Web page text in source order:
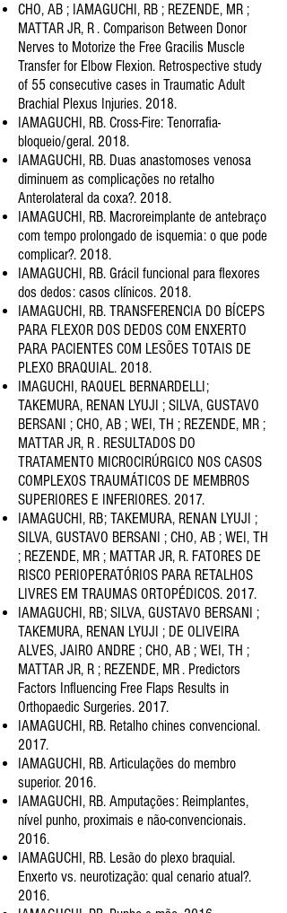
CHO, AB ; IAMAGUCHI, RB ; REZENDE, MR ;
MATTAR JR, R . Comparison Between Donor
Nerves to Motorize the Free Gracilis Muscle
Transfer for Elbow Flexion. Retrospective study
of 55 consecutive cases in Traumatic Adult
Brachial Plexus Injuries. 2018.
IAMAGUCHI, RB. Cross-Fire: Tenorrafia-
bloqueio/geral. 2018.
IAMAGUCHI, RB. Duas anastomoses venosa
diminuem as complicações no retalho
Anterolateral da coxa?. 2018.
IAMAGUCHI, RB. Macroreimplante de antebraço
com tempo prolongado de isquemia: o que pode
complicar?. 2018.
IAMAGUCHI, RB. Grácil funcional para flexores
dos dedos: casos clínicos. 2018.
IAMAGUCHI, RB. TRANSFERENCIA DO BÍCEPS
PARA FLEXOR DOS DEDOS COM ENXERTO
PARA PACIENTES COM LESÕES TOTAIS DE
PLEXO BRAQUIAL. 2018.
IMAGUCHI, RAQUEL BERNARDELLI;
TAKEMURA, RENAN LYUJI ; SILVA, GUSTAVO
BERSANI ; CHO, AB ; WEI, TH ; REZENDE, MR ;
MATTAR JR, R . RESULTADOS DO
TRATAMENTO MICROCIRÚRGICO NOS CASOS
COMPLEXOS TRAUMÁTICOS DE MEMBROS
SUPERIORES E INFERIORES. 2017.
IAMAGUCHI, RB; TAKEMURA, RENAN LYUJI ;
SILVA, GUSTAVO BERSANI ; CHO, AB ; WEI, TH
; REZENDE, MR ; MATTAR JR, R. FATORES DE
RISCO PERIOPERATÓRIOS PARA RETALHOS
LIVRES EM TRAUMAS ORTOPÉDICOS. 2017.
IAMAGUCHI, RB; SILVA, GUSTAVO BERSANI ;
TAKEMURA, RENAN LYUJI ; DE OLIVEIRA
ALVES, JAIRO ANDRE ; CHO, AB ; WEI, TH ;
MATTAR JR, R ; REZENDE, MR . Predictors
Factors Influencing Free Flaps Results in
Orthopaedic Surgeries. 2017.
IAMAGUCHI, RB. Retalho chines convencional.
2017.
IAMAGUCHI, RB. Articulações do membro
superior. 2016.
IAMAGUCHI, RB. Amputações: Reimplantes,
nível punho, proximais e não-convencionais.
2016.
IAMAGUCHI, RB. Lesão do plexo braquial.
Enxerto vs. neurotização: qual cenario atual?.
2016.